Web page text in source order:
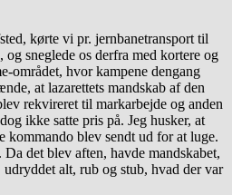
kørte vi pr. jernbanetransport til
sneglede os derfra med kortere og
området, hvor kampene dengang
at lazarettets mandskab af den
rekvireret til markarbejde og anden
ikke satte pris på. Jeg husker, at
kommando blev sendt ud for at luge.
det blev aften, havde mandskabet,
udryddet alt, rub og stub, hvad der var